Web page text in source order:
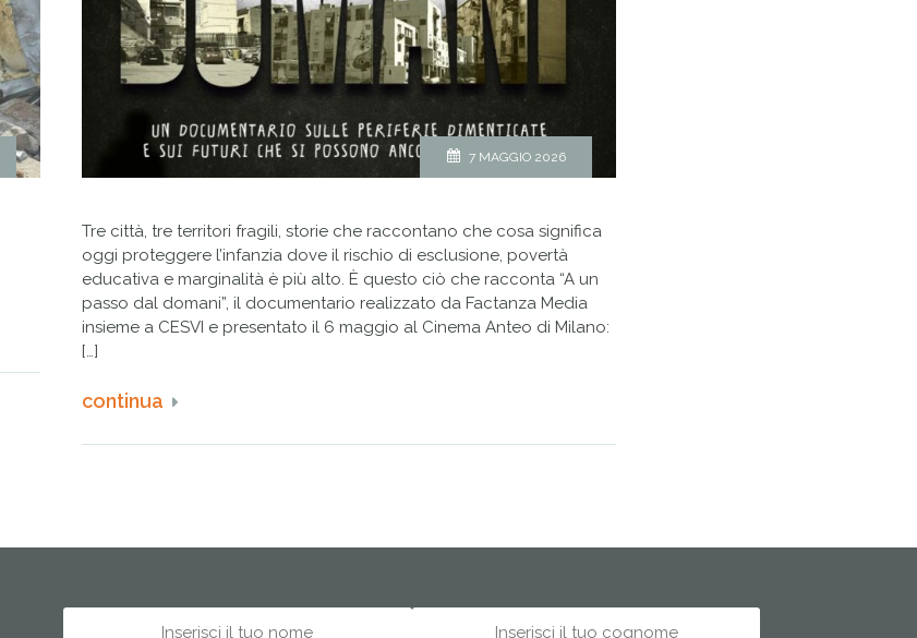
7 MAGGIO 2026
Tre città, tre territori fragili, storie che raccontano che cosa significa
oggi proteggere l’infanzia dove il rischio di esclusione, povertà
educativa e marginalità è più alto. È questo ciò che racconta “A un
passo dal domani”, il documentario realizzato da Factanza Media
insieme a CESVI e presentato il 6 maggio al Cinema Anteo di Milano:
[…]
continua